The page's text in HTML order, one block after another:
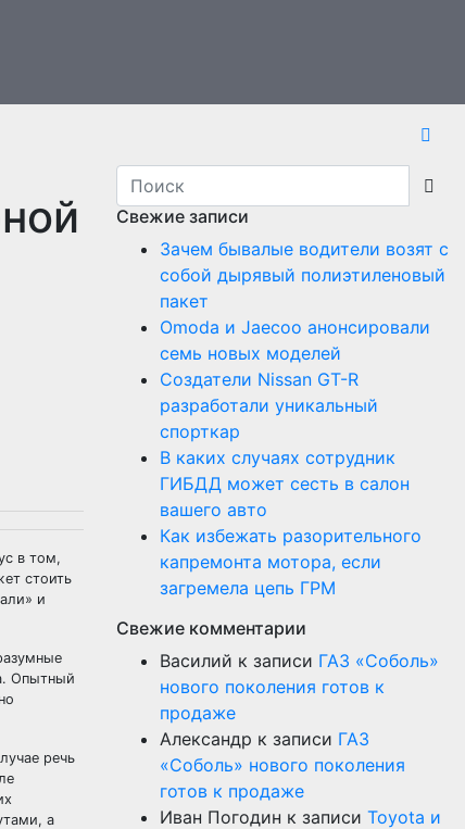
в том,
стоить
и
Опытный
речь
а
Свежие записи
Зачем бывалые водители возят с
собой дырявый полиэтиленовый
пакет
Оmoda и Jaecoo анонсировали
семь новых моделей
Создатели Nissan GT-R
разработали уникальный
спорткар
В каких случаях сотрудник
ГИБДД может сесть в салон
вашего авто
Как избежать разорительного
капремонта мотора, если
загремела цепь ГРМ
Свежие комментарии
Василий к записи ГАЗ «Соболь»
нового поколения готов к
продаже
Александр к записи ГАЗ
«Соболь» нового поколения
готов к продаже
Иван Погодин к записи Toyota и